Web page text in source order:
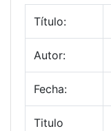
Título:
Autor:
Fecha:
Titulo